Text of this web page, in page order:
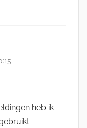
heb ik